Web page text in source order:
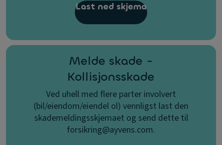
Last ned skjema
Melde skade -
Kollisjonsskade
Ved uhell med flere parter involvert
(bil/eiendom/eiendel ol) vennligst last den
skademeldingsskjemaet og send dette til
forsikring@ayvens.com.